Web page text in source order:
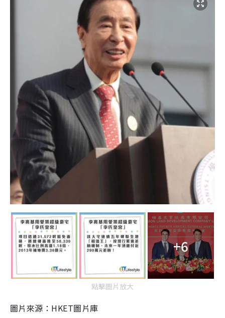
+6
點擊圖片放大
圖片來源：HKET圖片庫